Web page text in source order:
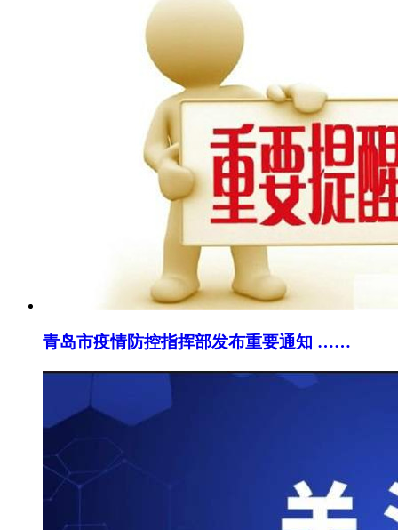
青岛市疫情防控指挥部发布重要通知 ……